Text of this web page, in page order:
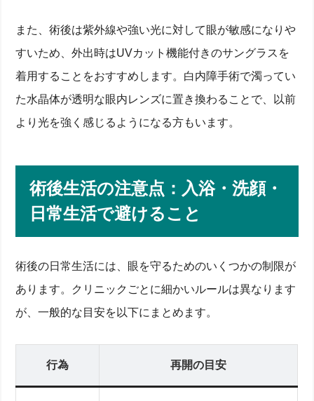
また、術後は紫外線や強い光に対して眼が敏感になりや
すいため、外出時はUVカット機能付きのサングラスを
着用することをおすすめします。白内障手術で濁ってい
た水晶体が透明な眼内レンズに置き換わることで、以前
より光を強く感じるようになる方もいます。
術後生活の注意点：入浴・洗顔・
日常生活で避けること
術後の日常生活には、眼を守るためのいくつかの制限が
あります。クリニックごとに細かいルールは異なります
が、一般的な目安を以下にまとめます。
行為 再開の目安